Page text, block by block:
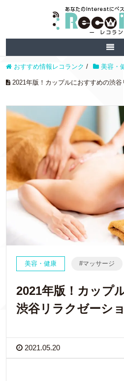
おすすめ情報レコランク / 美容・
2021年版！カップルにおすすめの渋
美容・健康 マッサージ
2021年版！カップ
渋谷リラクゼーシ
2021.05.20